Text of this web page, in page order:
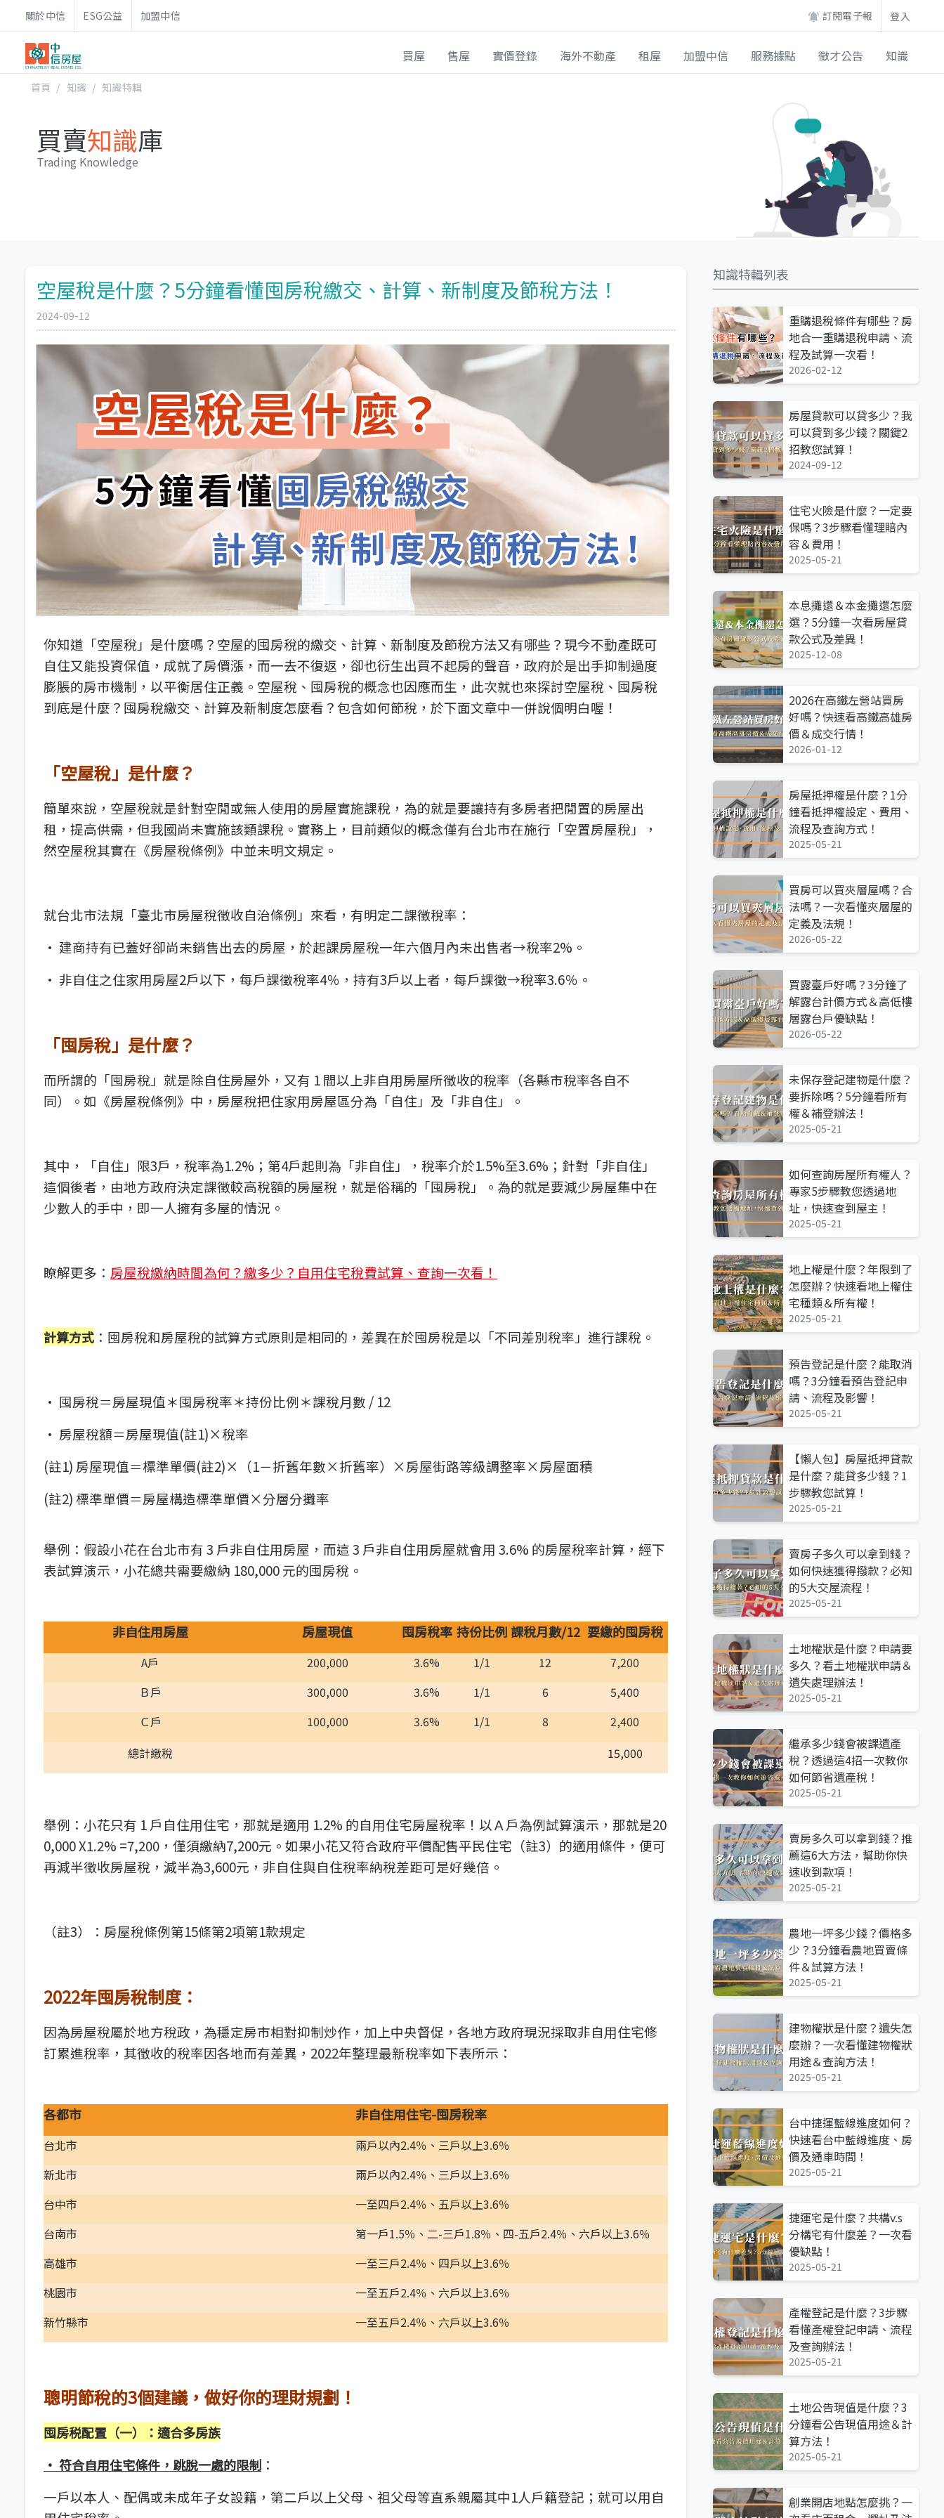
關於中信 ESG公益 加盟中信 訂閱電子報 登入
買屋 售屋 實價登錄 海外不動產 租屋 加盟中信 服務據點 徵才公告 知識
首頁 知識 知識特輯
買賣知識庫
Trading Knowledge
空屋稅是什麼？5分鐘看懂囤房稅繳交、計算、新制度及節稅方法！
2024-09-12
你知道「空屋稅」是什麼嗎？空屋的囤房稅的繳交、計算、新制度及節稅方法又有哪些？現今不動產既可
自住又能投資保值，成就了房價漲，而一去不復返，卻也衍生出買不起房的聲音，政府於是出手抑制過度
膨脹的房市機制，以平衡居住正義。空屋稅、囤房稅的概念也因應而生，此次就也來探討空屋稅、囤房稅
到底是什麼？囤房稅繳交、計算及新制度怎麼看？包含如何節稅，於下面文章中一併說個明白喔！
「空屋稅」是什麼？
簡單來說，空屋稅就是針對空閒或無人使用的房屋實施課稅，為的就是要讓持有多房者把閒置的房屋出
租，提高供需，但我國尚未實施該類課稅。實務上，目前類似的概念僅有台北市在施行「空置房屋稅」，
然空屋稅其實在《房屋稅條例》中並未明文規定。
就台北市法規「臺北市房屋稅徵收自治條例」來看，有明定二課徵稅率：
· 建商持有已蓋好卻尚未銷售出去的房屋，於起課房屋稅一年六個月內未出售者→稅率2%。
· 非自住之住家用房屋2戶以下，每戶課徵稅率4％，持有3戶以上者，每戶課徵→稅率3.6％。
「囤房稅」是什麼？
而所謂的「囤房稅」就是除自住房屋外，又有 1 間以上非自用房屋所徵收的稅率（各縣市稅率各自不
同）。如《房屋稅條例》中，房屋稅把住家用房屋區分為「自住」及「非自住」。
其中，「自住」限3戶，稅率為1.2%；第4戶起則為「非自住」，稅率介於1.5%至3.6%；針對「非自住」
這個後者，由地方政府決定課徵較高稅額的房屋稅，就是俗稱的「囤房稅」。為的就是要減少房屋集中在
少數人的手中，即一人擁有多屋的情況。
瞭解更多： 房屋稅繳納時間為何？繳多少？自用住宅稅費試算、查詢一次看！
計算方式 ：囤房稅和房屋稅的試算方式原則是相同的，差異在於囤房稅是以「不同差別稅率」進行課稅。
· 囤房稅＝房屋現值＊囤房稅率＊持份比例＊課稅月數 / 12
· 房屋稅額＝房屋現值(註1)×稅率
(註1) 房屋現值＝標準單價(註2)×（1－折舊年數×折舊率）×房屋街路等級調整率×房屋面積
(註2) 標準單價＝房屋構造標準單價×分層分攤率
舉例：假設小花在台北市有 3 戶非自住用房屋，而這 3 戶非自住用房屋就會用 3.6% 的房屋稅率計算，經下
表試算演示，小花總共需要繳納 180,000 元的囤房稅。
非自住用房屋 房屋現值 囤房稅率 持份比例 課稅月數/12 要繳的囤房稅
A戶 200,000 3.6% 1/1 12
7,200
Ｂ戶
300,000 3.6% 1/1 6
5,400
Ｃ戶
100,000 3.6% 1/1 8
2,400
總計繳稅
15,000
舉例：小花只有 1 戶自住用住宅，那就是適用 1.2% 的自用住宅房屋稅率！以Ａ戶為例試算演示，那就是20
0,000 X1.2% =7,200，僅須繳納7,200元。如果小花又符合政府平價配售平民住宅（註3）的適用條件，便可
再減半徵收房屋稅，減半為3,600元，非自住與自住稅率納稅差距可是好幾倍。
（註3）：房屋稅條例第15條第2項第1款規定
2022年囤房稅制度：
因為房屋稅屬於地方稅政，為穩定房市相對抑制炒作，加上中央督促，各地方政府現況採取非自用住宅修
訂累進稅率，其徵收的稅率因各地而有差異，2022年整理最新稅率如下表所示：
各都市 非自住用住宅-囤房稅率
台北市 兩戶以內2.4％、三戶以上3.6％
新北市
兩戶以內2.4％、三戶以上3.6％
台中市
一至四戶2.4％、五戶以上3.6％
台南市
第一戶1.5％、二-三戶1.8％、四-五戶2.4％、六戶以上3.6％
高雄市
一至三戶2.4％、四戶以上3.6％
桃園市
一至五戶2.4％、六戶以上3.6％
新竹縣市
一至五戶2.4％、六戶以上3.6％
聰明節稅的3個建議，做好你的理財規劃！
囤房税配置（一）：適合多房族
· 符合自用住宅條件，跳脫一處的限制 ：
一戶以本人、配偶或未成年子女設籍，第二戶以上父母、祖父母等直系親屬其中1人戶籍登記；就可以用自
知識特輯列表
重購退稅條件有哪些？房
地合一重購退稅申請、流
程及試算一次看！
2026-02-12
房屋貸款可以貸多少？我
可以貸到多少錢？關鍵2
招教您試算！
2024-09-12
住宅火險是什麼？一定要
保嗎？3步驟看懂理賠內
容＆費用！
2025-05-21
本息攤還＆本金攤還怎麼
選？5分鐘一次看房屋貸
款公式及差異！
2025-12-08
2026在高鐵左營站買房
好嗎？快速看高鐵高雄房
價＆成交行情！
2026-01-12
房屋抵押權是什麼？1分
鐘看抵押權設定、費用、
流程及查詢方式！
2025-05-21
買房可以買夾層屋嗎？合
法嗎？一次看懂夾層屋的
定義及法規！
2026-05-22
買露臺戶好嗎？3分鐘了
解露台計價方式＆高低樓
層露台戶優缺點！
2026-05-22
未保存登記建物是什麼？
要拆除嗎？5分鐘看所有
權＆補登辦法！
2025-05-21
如何查詢房屋所有權人？
專家5步驟教您透過地
址，快速查到屋主！
2025-05-21
地上權是什麼？年限到了
怎麼辦？快速看地上權住
宅種類＆所有權！
2025-05-21
預告登記是什麼？能取消
嗎？3分鐘看預告登記申
請、流程及影響！
2025-05-21
【懶人包】房屋抵押貸款
是什麼？能貸多少錢？1
步驟教您試算！
2025-05-21
賣房子多久可以拿到錢？
如何快速獲得撥款？必知
的5大交屋流程！
2025-05-21
土地權狀是什麼？申請要
多久？看土地權狀申請＆
遺失處理辦法！
2025-05-21
繼承多少錢會被課遺產
稅？透過這4招一次教你
如何節省遺產稅！
2025-05-21
賣房多久可以拿到錢？推
薦這6大方法，幫助你快
速收到款項！
2025-05-21
農地一坪多少錢？價格多
少？3分鐘看農地買賣條
件＆試算方法！
2025-05-21
建物權狀是什麼？遺失怎
麼辦？一次看懂建物權狀
用途＆查詢方法！
2025-05-21
台中捷運藍線進度如何？
快速看台中藍線進度、房
價及通車時間！
2025-05-21
捷運宅是什麼？共構v.s
分構宅有什麼差？一次看
優缺點！
2025-05-21
產權登記是什麼？3步驟
看懂產權登記申請、流程
及查詢辦法！
2025-05-21
土地公告現值是什麼？3
分鐘看公告現值用途＆計
算方法！
2025-05-21
創業開店地點怎麼挑？一